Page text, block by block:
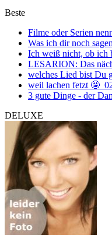
Beste
Filme oder Serien
Was ich dir noch
Ich weiß nicht, ob ich
LESARION: Das
welches Lied bist Du
weil lachen fetzt
3 gute Dinge - der
DELUXE